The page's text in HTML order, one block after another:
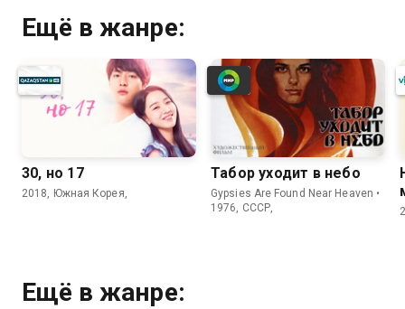
Ещё в жанре:
30, но 17
2018, Южная Корея,
Табор уходит в небо
Gypsies Are Found Near Heaven •
1976, СССР,
Ещё в жанре: